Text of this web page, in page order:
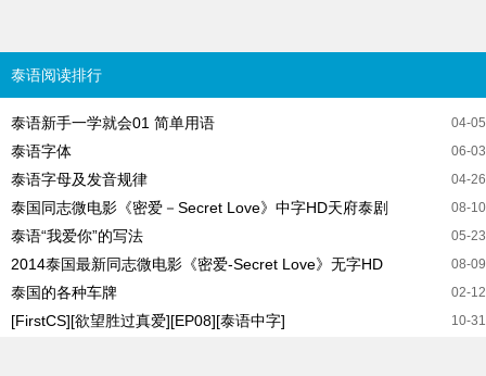
泰语阅读排行
04-05
泰语新手一学就会01 简单用语
06-03
泰语字体
04-26
泰语字母及发音规律
08-10
泰国同志微电影《密爱－Secret Love》中字HD天府泰剧
05-23
泰语“我爱你”的写法
08-09
2014泰国最新同志微电影《密爱-Secret Love》无字HD
02-12
泰国的各种车牌
10-31
[FirstCS][欲望胜过真爱][EP08][泰语中字]